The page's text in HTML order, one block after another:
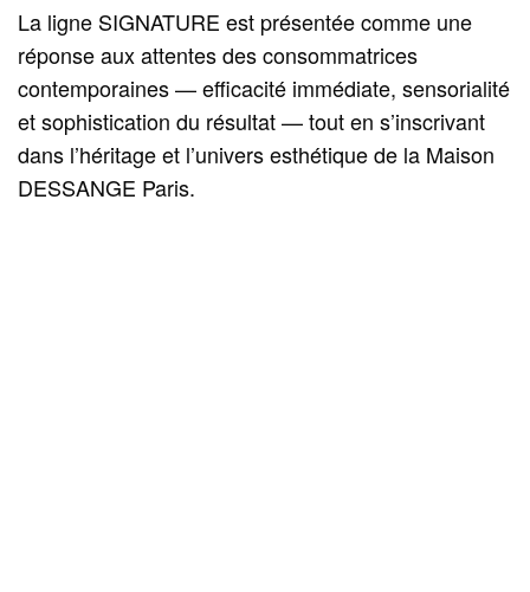
La ligne SIGNATURE est présentée comme une
réponse aux attentes des consommatrices
contemporaines — efficacité immédiate, sensorialité
et sophistication du résultat — tout en s’inscrivant
dans l’héritage et l’univers esthétique de la Maison
DESSANGE Paris.